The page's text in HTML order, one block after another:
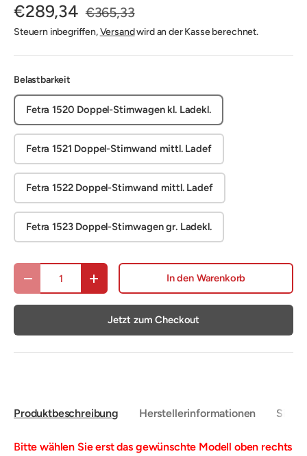
€289,34 €365,33
Steuern inbegriffen,Versandwird an der Kasse berechnet.
Belastbarkeit
Fetra 1520 Doppel-Stirnwagen kl. Ladekl.
Fetra 1521 Doppel-Stirnwand mittl. Ladef
Fetra 1522 Doppel-Stirnwand mittl. Ladef
Fetra 1523 Doppel-Stirnwagen gr. Ladekl.
Anzahl
Menge verringernMenge erhöhen In den Warenkorb
Jetzt zum Checkout
Produktbeschreibung Herstellerinformationen
Bitte wählen Sie erst das gewünschte Modell oben rechts